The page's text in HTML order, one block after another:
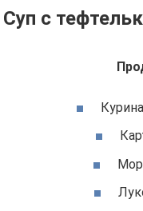
Суп с